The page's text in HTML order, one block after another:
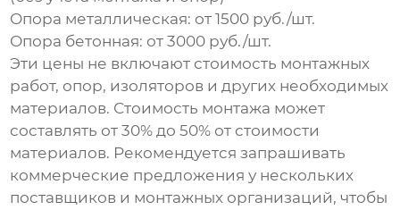
Опора металлическая: от 1500 руб./шт.
Опора бетонная: от 3000 руб./шт.
Эти цены не включают стоимость монтажных
работ, опор, изоляторов и других необходимых
материалов. Стоимость монтажа может
составлять от 30% до 50% от стоимости
материалов. Рекомендуется запрашивать
коммерческие предложения у нескольких
поставщиков и монтажных организаций, чтобы